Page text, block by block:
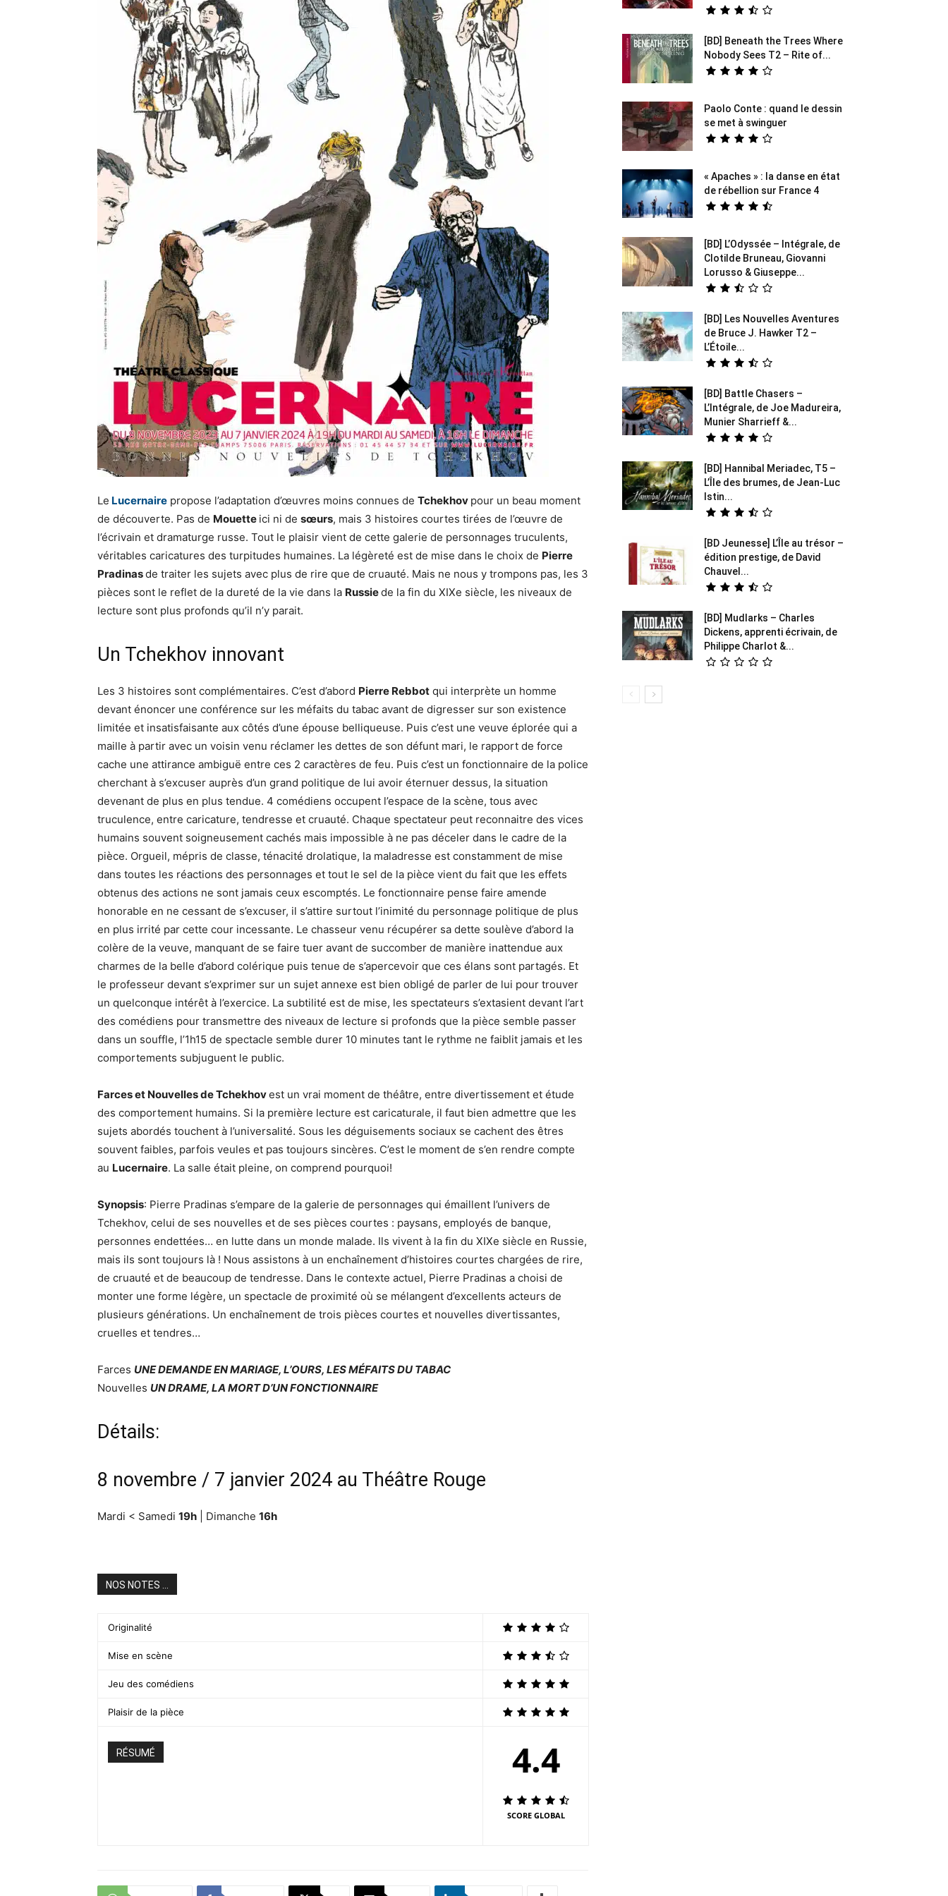
Le Lucernaire propose l’adaptation d’œuvres moins connues de Tchekhov pour un beau moment
de découverte. Pas de Mouette ici ni de sœurs, mais 3 histoires courtes tirées de l’œuvre de
l’écrivain et dramaturge russe. Tout le plaisir vient de cette galerie de personnages truculents,
véritables caricatures des turpitudes humaines. La légèreté est de mise dans le choix de Pierre
Pradinasde traiter les sujets avec plus de rire que de cruauté. Mais ne nous y trompons pas, les 3
pièces sont le reflet de la dureté de la vie dans la Russiede la fin du XIXe siècle, les niveaux de
lecture sont plus profonds qu’il n’y parait.
Un Tchekhov innovant
Les 3 histoires sont complémentaires. C’est d’abord Pierre Rebbot qui interprète un homme
devant énoncer une conférence sur les méfaits du tabac avant de digresser sur son existence
limitée et insatisfaisante aux côtés d’une épouse belliqueuse. Puis c’est une veuve éplorée qui a
maille à partir avec un voisin venu réclamer les dettes de son défunt mari, le rapport de force
cache une attirance ambiguë entre ces 2 caractères de feu. Puis c’est un fonctionnaire de la police
cherchant à s’excuser auprès d’un grand politique de lui avoir éternuer dessus, la situation
devenant de plus en plus tendue. 4 comédiens occupent l’espace de la scène, tous avec
truculence, entre caricature, tendresse et cruauté. Chaque spectateur peut reconnaitre des vices
humains souvent soigneusement cachés mais impossible à ne pas déceler dans le cadre de la
pièce. Orgueil, mépris de classe, ténacité drolatique, la maladresse est constamment de mise
dans toutes les réactions des personnages et tout le sel de la pièce vient du fait que les effets
obtenus des actions ne sont jamais ceux escomptés. Le fonctionnaire pense faire amende
honorable en ne cessant de s’excuser, il s’attire surtout l’inimité du personnage politique de plus
en plus irrité par cette cour incessante. Le chasseur venu récupérer sa dette soulève d’abord la
colère de la veuve, manquant de se faire tuer avant de succomber de manière inattendue aux
charmes de la belle d’abord colérique puis tenue de s’apercevoir que ces élans sont partagés. Et
le professeur devant s’exprimer sur un sujet annexe est bien obligé de parler de lui pour trouver
un quelconque intérêt à l’exercice. La subtilité est de mise, les spectateurs s’extasient devant l’art
des comédiens pour transmettre des niveaux de lecture si profonds que la pièce semble passer
dans un souffle, l’1h15 de spectacle semble durer 10 minutes tant le rythme ne faiblit jamais et les
comportements subjuguent le public.
Farces et Nouvelles de Tchekhovest un vrai moment de théâtre, entre divertissement et étude
des comportement humains. Si la première lecture est caricaturale, il faut bien admettre que les
sujets abordés touchent à l’universalité. Sous les déguisements sociaux se cachent des êtres
souvent faibles, parfois veules et pas toujours sincères. C’est le moment de s’en rendre compte
au Lucernaire. La salle était pleine, on comprend pourquoi!
Synopsis: Pierre Pradinas s’empare de la galerie de personnages qui émaillent l’univers de
Tchekhov, celui de ses nouvelles et de ses pièces courtes : paysans, employés de banque,
personnes endettées… en lutte dans un monde malade. Ils vivent à la fin du XIXe siècle en Russie,
mais ils sont toujours là ! Nous assistons à un enchaînement d’histoires courtes chargées de rire,
de cruauté et de beaucoup de tendresse. Dans le contexte actuel, Pierre Pradinas a choisi de
monter une forme légère, un spectacle de proximité où se mélangent d’excellents acteurs de
plusieurs générations. Un enchaînement de trois pièces courtes et nouvelles divertissantes,
cruelles et tendres…
Farces UNE DEMANDE EN MARIAGE, L’OURS, LES MÉFAITS DU TABAC
Nouvelles UN DRAME, LA MORT D’UN FONCTIONNAIRE
Détails:
8 novembre / 7 janvier 2024 au Théâtre Rouge
Mardi < Samedi 19h | Dimanche 16h
NOS NOTES ...
Originalité
Mise en scène
Jeu des comédiens
Plaisir de la pièce
RÉSUMÉ 4.4
SCORE GLOBAL
[BD] Beneath the Trees Where
Nobody Sees T2 – Rite of...
Paolo Conte : quand le dessin
se met à swinguer
« Apaches » : la danse en état
de rébellion sur France 4
[BD] L’Odyssée – Intégrale, de
Clotilde Bruneau, Giovanni
Lorusso & Giuseppe...
[BD] Les Nouvelles Aventures
de Bruce J. Hawker T2 –
L’Étoile...
[BD] Battle Chasers –
L’Intégrale, de Joe Madureira,
Munier Sharrieff &...
[BD] Hannibal Meriadec, T5 –
L’Île des brumes, de Jean-Luc
Istin...
[BD Jeunesse] L’Île au trésor –
édition prestige, de David
Chauvel...
[BD] Mudlarks – Charles
Dickens, apprenti écrivain, de
Philippe Charlot &...